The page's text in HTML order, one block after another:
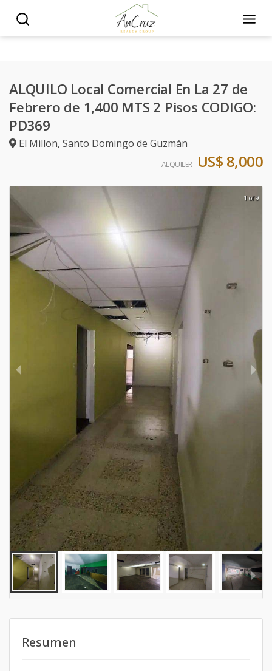
ALQUILO Local Comercial En La 27 de
Febrero de 1,400 MTS 2 Pisos CODIGO:
PD369
El Millon, Santo Domingo de Guzmán
ALQUILER US$ 8,000
1 of 9
Resumen